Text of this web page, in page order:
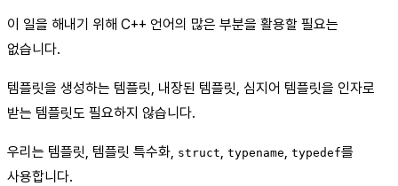
이 일을 해내기 위해 C++ 언어의 많은 부분을 활용할 필요는
없습니다.
템플릿을 생성하는 템플릿, 내장된 템플릿, 심지어 템플릿을 인자로
받는 템플릿도 필요하지 않습니다.
우리는 템플릿, 템플릿 특수화, struct, typename, typedef를
사용합니다.